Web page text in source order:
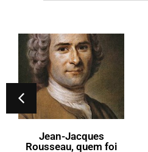
Jean-Jacques
Rousseau, quem foi